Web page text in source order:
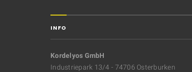
INFO
Kordelyos GmbH
Industriepark 13/4 - 74706 Osterburken